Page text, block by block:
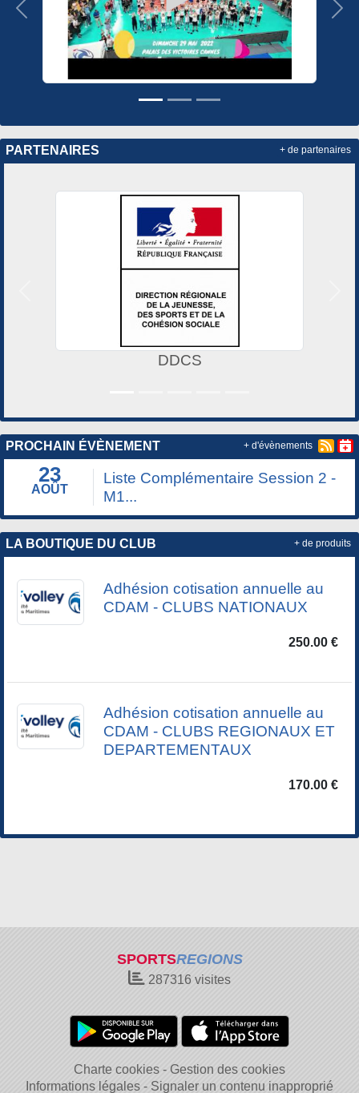
Précedent
PARTENAIRES
DDCS
+ de partenaires
PROCHAIN ÉVÈNEMENT
23
AOÛT
Liste Complémentaire Session 2 -
M1...
+ d'évènements
LA BOUTIQUE DU CLUB
Adhésion cotisation annuelle au
CDAM - CLUBS NATIONAUX
250.00 €
Adhésion cotisation annuelle au
CDAM - CLUBS REGIONAUX ET
DEPARTEMENTAUX
170.00 €
+ de produits
SPORTSREGIONS
287316 visites
Charte cookies
Gestion des cookies
Informations légales
Signaler un contenu inapproprié